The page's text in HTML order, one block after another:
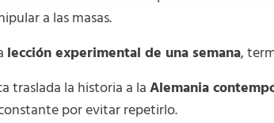
a las masas.
lección experimental de una semana,
traslada la historia a laAlemania
por evitar repetirlo.